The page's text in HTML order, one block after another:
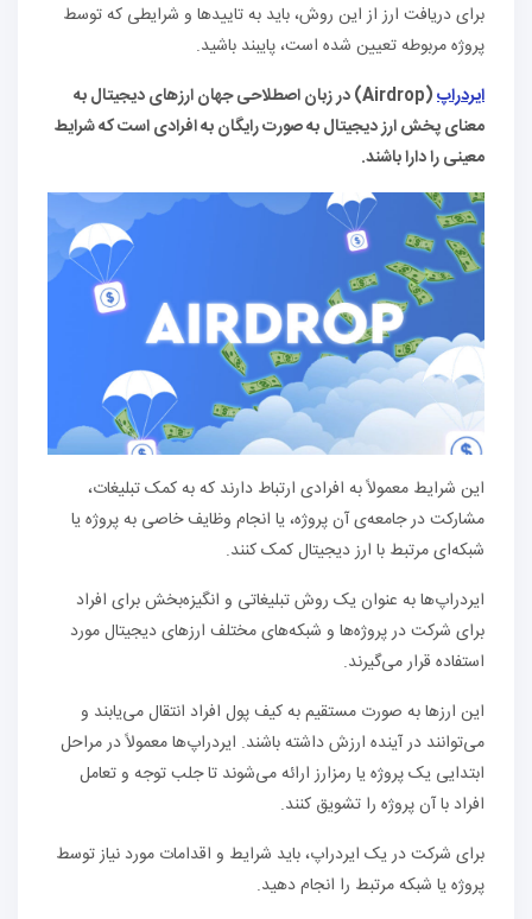
برای دریافت ارز از این روش، باید به تاییدها و شرایطی که توسط
پروژه مربوطه تعیین شده است، پایبند باشید.
ایردراپ
(Airdrop) در زبان اصطلاحی جهان ارزهای دیجیتال به
معنای پخش ارز دیجیتال به صورت رایگان به افرادی است که شرایط
معینی را دارا باشند.
این شرایط معمولاً به افرادی ارتباط دارند که به کمک تبلیغات،
مشارکت در جامعه‌ی آن پروژه، یا انجام وظایف خاصی به پروژه یا
شبکه‌ای مرتبط با ارز دیجیتال کمک کنند.
ایردراپ‌ها به عنوان یک روش تبلیغاتی و انگیزه‌بخش برای افراد
برای شرکت در پروژه‌ها و شبکه‌های مختلف ارزهای دیجیتال مورد
استفاده قرار می‌گیرند.
این ارزها به صورت مستقیم به کیف پول افراد انتقال می‌یابند و
می‌توانند در آینده ارزش داشته باشند. ایردراپ‌ها معمولاً در مراحل
ابتدایی یک پروژه یا رمزارز ارائه می‌شوند تا جلب توجه و تعامل
افراد با آن پروژه را تشویق کنند.
برای شرکت در یک ایردراپ، باید شرایط و اقدامات مورد نیاز توسط
پروژه یا شبکه مرتبط را انجام دهید.